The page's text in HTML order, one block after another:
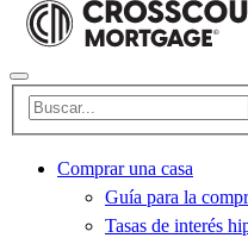
Comprar una casa
Guía para la
Tasas de interés